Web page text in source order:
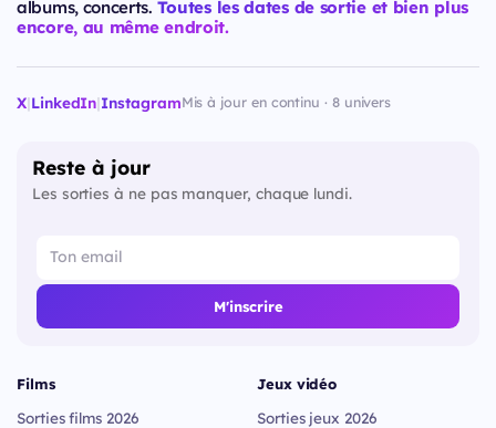
albums, concerts. Toutes les dates de sortie et bien plus
encore, au même endroit.
X|LinkedIn|InstagramMis à jour en continu · 8 univers
Reste à jour
Les sorties à ne pas manquer, chaque lundi.
M'inscrire
Films
Sorties films 2026
Jeux vidéo
Sorties jeux 2026